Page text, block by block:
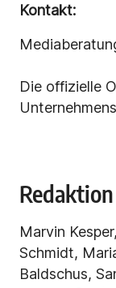
Kontakt:
Die offizielle
Redaktion
Marvin
Schmidt,
Baldschus,